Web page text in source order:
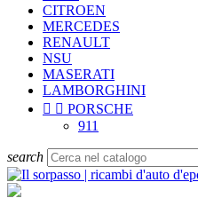
CITROEN
MERCEDES
RENAULT
NSU
MASERATI
LAMBORGHINI
  PORSCHE
911
search